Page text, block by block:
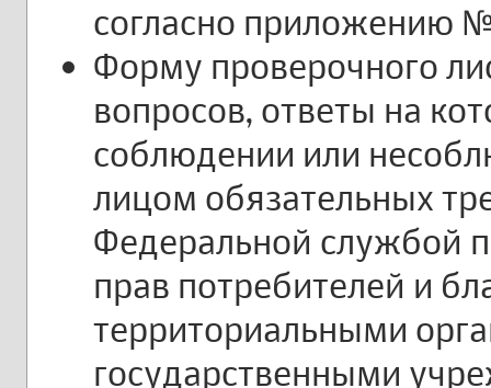
согласно приложению
Форму проверочного
вопросов, ответы на
соблюдении или
лицом обязательных
Федеральной службой
прав потребителей и
территориальными
государственными